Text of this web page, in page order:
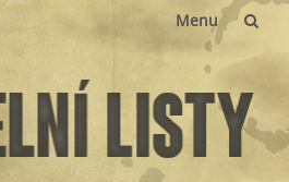
Menu